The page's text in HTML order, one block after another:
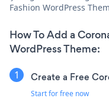
Fashion WordPress
How To Add a
WordPress Theme:
Create a Free
Start for free now